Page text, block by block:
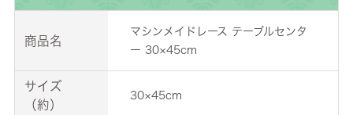
商品名
マシンメイドレース テーブルセンタ
ー 30×45cm
サイズ
（約）
30×45cm